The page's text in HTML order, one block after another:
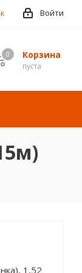
Войти
Корзина
пуста
0
1,52